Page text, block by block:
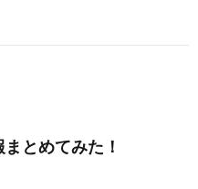
とめてみた！